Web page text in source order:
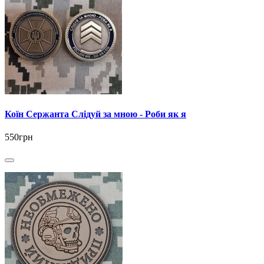
Коїн Сержанта Слідуй за мною - Роби як я
550грн